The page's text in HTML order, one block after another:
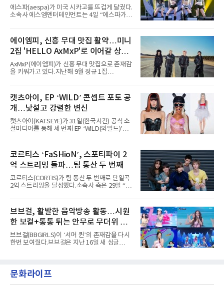
증명한 존재감
에스파(aespa)가 미국 시카고를 뜨겁게 달궜다.
소속사 에스엠엔터테인먼트는 4일 “에스파가
서 열린 ‘롤라팔루자 시카고’(Lollapalooza
Chicago)의 알리안츠 스테이지에 올랐다”며
“총 14곡으로 구성된 세트리스트를 선사, 데뷔 7
년 차다운 노련한 무대 매너와 파워풀한 에너지
로 현장의 분위기를 압도했다”고 밝혔다.1991
년 시작된 ‘롤라팔루자’는 8개 스테이지, 170여
팀의 아티스트와 40만 명 이상의 관객이 운집하
코르티스 등 K팝 스타들이 출연진 명단에 이름
을 올렸다.이날 에스파는
에이엠피, 신흥 무대 맛집 활약…미니
2집 'HELLO AxMxP'로 이어갈 상승
세
AxMxP(에이엠피)가 신흥 무대 맛집으로 존재감
을 키워가고 있다.지난해 9월 정규 1집
AxMxP는 데뷔 전부터 버스킹과 각종 페스티벌,
공연 무대에 오르며 실전 경험을 쌓아왔다.이들
은 소속사 패밀리 콘서트를 비롯해 '뷰티풀 민트
라이프 2025', '2025 부산국제록페스티벌' 등 대
형 무대에 잇달아 출연해 당찬 에너지와 풋풋한
매력으로 음악팬들의 눈도장을 찍었다.이후
AxMxP는 '카운트다운 판타지 2025-2026',
정적인 실력을 입증했고, 올해 '2026 어썸뮤직
페스티벌', '뷰티풀 민트 라이프 2026', '2026
캣츠아이, EP ‘WILD’ 콘셉트 포토 공
개…낯설고 강렬한 변신
캣츠아이(KATSEYE)가 31일(한국시간) 공식 소
셜미디어를 통해 세 번째 EP ‘WILD(와일드)’의
heart(와일드 하트)’라는 제목이 붙은 콘셉트 포
토에는 멤버들의 본능적이고 야성적인 면모가
강렬하게 담겼다. 짙은 아이섀도와 푸른빛·금빛·
붉은빛의 컬러 렌즈가 비현실적인 분위기를 자
아내고, 여러 원색이 불규칙하게 뒤섞인 멀티컬
러 헤어와 과감한 블루·블랙 립 메이크업이 낯설
고도 매혹적인 비주얼을 완성했다.스타일링 역
엣을 거침없이 결합했다. 멤버들은 각기 다른 개
성을 살린 스타일링을 선
코르티스 ‘FaSHioN’, 스포티파이 2
억 스트리밍 돌파…팀 통산 두 번째
코르티스(CORTIS)가 팀 통산 두 번째로 단일곡
2억 스트리밍을 달성했다.소속사 측은 29일 “코
벌 오디오·음원 스트리밍 플랫폼 스포티파이에
서 27일 자로 누적 재생 수 2억 회를 돌파했
다”고 밝혔다.곡이 발표된 지 약 10개월 만이다.
팀의 첫 번째 2억 스트리밍 곡은 동일 음반에 수
록된 ‘GO!’다. 이 노래는 공개 약 9개월 만인 지
난달 26일 자에 2억 고지를 밟았다. 이는 최근 5
년 내 데뷔한 보이그룹의 곡 중 최단기 2억 달성
했다. “내 티, 5 bucks 바지는, 만원” 등 멤버들
의 라이프 스타일
브브걸, 활발한 음악방송 활동…시원
한 보컬+통통 튀는 안무로 무더위 사
냥
브브걸(BBGIRLS)이 ‘서머 퀸’의 존재감을 다시
한번 보여줬다.브브걸은 지난 16일 새 싱글
MBC '쇼! 음악중심', SBS '인기가요' 등 주요 음
악방송 무대에 올라 화려한 퍼포먼스를 펼쳤다.
문화라이프